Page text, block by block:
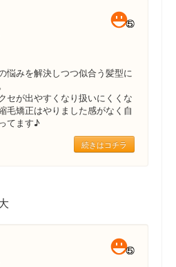
悩みを解決しつつ似合う髪型に
セが出やすくなり扱いにくくな
毛矯正はやりました感がなく自
てます♪
続きはコチラ